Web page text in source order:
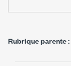
Rubrique parente :